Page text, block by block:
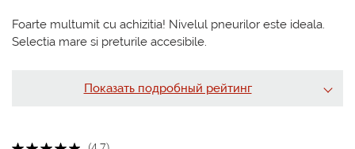
Foarte multumit cu achizitia! Nivelul pneurilor este ideala.
Selectia mare si preturile accesibile.
Показать подробный рейтинг